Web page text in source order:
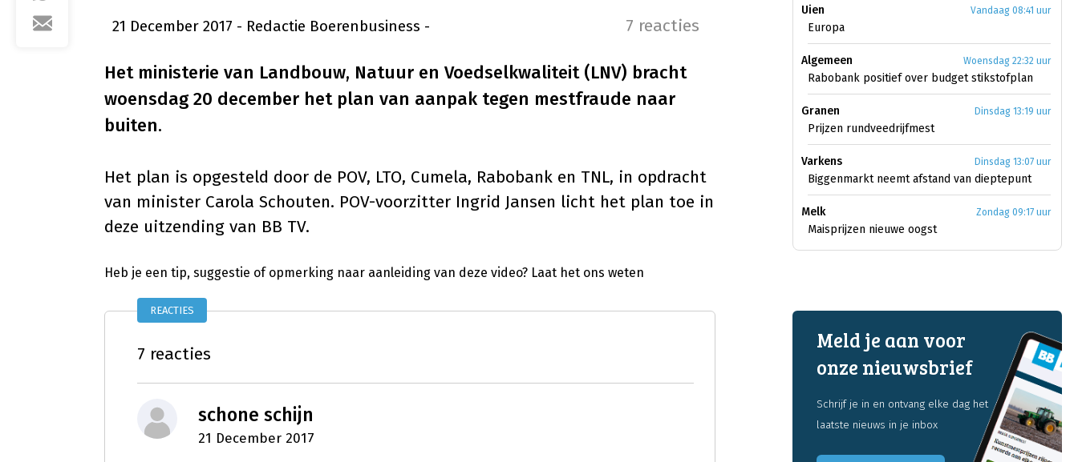
21 December 2017 - Redactie Boerenbusiness - 7 reacties
Het ministerie van Landbouw, Natuur en Voedselkwaliteit (LNV) bracht
woensdag 20 december het plan van aanpak tegen mestfraude naar
buiten.
Het plan is opgesteld door de POV, LTO, Cumela, Rabobank en TNL, in opdracht
van minister Carola Schouten. POV-voorzitter Ingrid Jansen licht het plan toe in
deze uitzending van BB TV.
Heb je een tip, suggestie of opmerking naar aanleiding van deze video? Laat het ons weten
Uien Vandaag 08:41 uur
Europa
Algemeen Woensdag 22:32 uur
Rabobank positief over budget stikstofplan
Granen Dinsdag 13:19 uur
Prijzen rundveedrijfmest
Varkens Dinsdag 13:07 uur
Biggenmarkt neemt afstand van dieptepunt
Melk Zondag 09:17 uur
Maisprijzen nieuwe oogst
REACTIES
7 reacties
schone schijn
21 December 2017
Meld je aan voor
onze nieuwsbrief
Schrijf je in en ontvang elke dag het
laatste nieuws in je inbox